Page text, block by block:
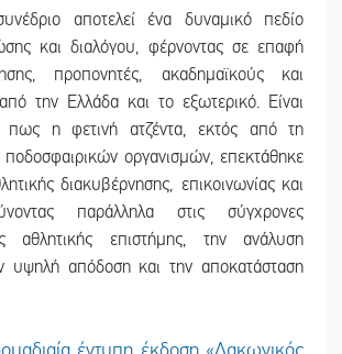
αποτελεί ένα δυναμικό πεδίο
και διαλόγου, φέρνοντας σε επαφή
προπονητές, ακαδημαϊκούς και
την Ελλάδα και το εξωτερικό. Είναι
πως η φετινή ατζέντα, εκτός από τη
ποδοσφαιρικών οργανισμών, επεκτάθηκε
διακυβέρνησης, επικοινωνίας και
παράλληλα στις σύγχρονες
αθλητικής επιστήμης, την ανάλυση
υψηλή απόδοση και την αποκατάσταση